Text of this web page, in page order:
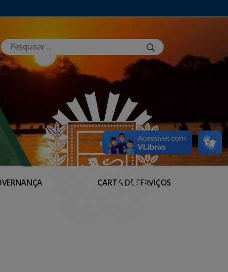
CARTA DE SERVIÇOS